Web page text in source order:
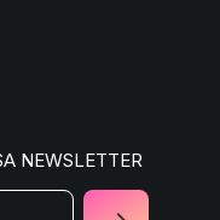
NEWSLETTER